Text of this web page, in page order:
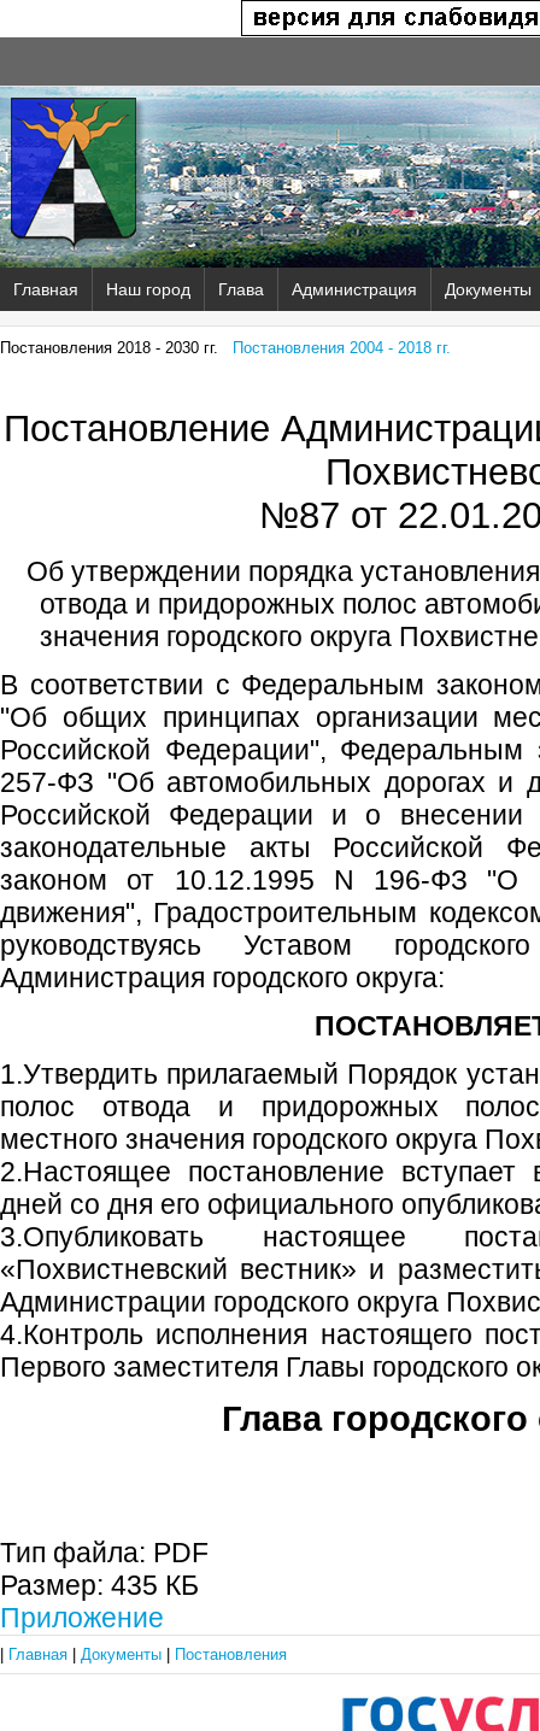
Главная Наш город Глава Администрация Документы
Постановления 2018 - 2030 гг. Постановления 2004 - 2018 гг.
Постановление
№87 от
Об утверждении порядка
отвода и придорожных полос
значения городского округа
В соответствии с Федеральным
"Об общих принципах организации
Российской Федерации", Федеральным
257-ФЗ "Об автомобильных дорогах и
Российской Федерации и о внесении
законодательные акты Российской
законом от 10.12.1995 N 196-ФЗ "О
движения", Градостроительным
руководствуясь Уставом
Администрация городского округа:
1.Утвердить прилагаемый Порядок
полос отвода и придорожных
местного значения городского округа
2.Настоящее постановление
дней со дня его официального
3.Опубликовать настоящее
«Похвистневский вестник» и
Администрации городского округа
4.Контроль исполнения настоящего
Первого заместителя Главы городского
Глава городского
Тип файла: PDF
Размер: 435 КБ
Приложение
Главная Документы Постановления